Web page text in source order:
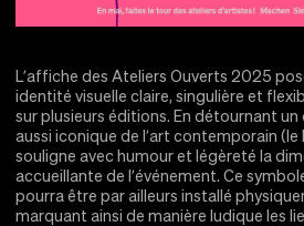
L’affiche des Ateliers Ouverts 2025
identité visuelle claire, singulière et
sur plusieurs éditions. En détournant
aussi iconique de l’art contemporain
souligne avec humour et légèreté la
accueillante de l’événement. Ce
pourra être par ailleurs installé
marquant ainsi de manière ludique les